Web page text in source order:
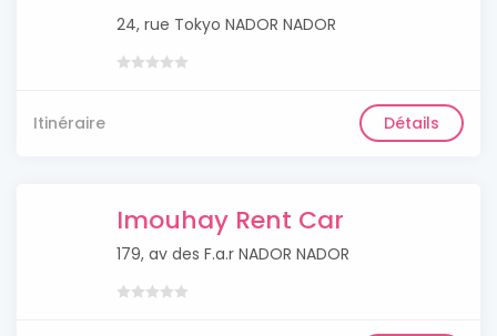
24, rue Tokyo NADOR NADOR
Itinéraire Détails
Imouhay Rent Car
179, av des F.a.r NADOR NADOR